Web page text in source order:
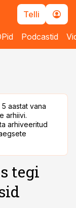
Telli
Podcastid
aastat vana
arhiivi.
arhiveeritud
tegi